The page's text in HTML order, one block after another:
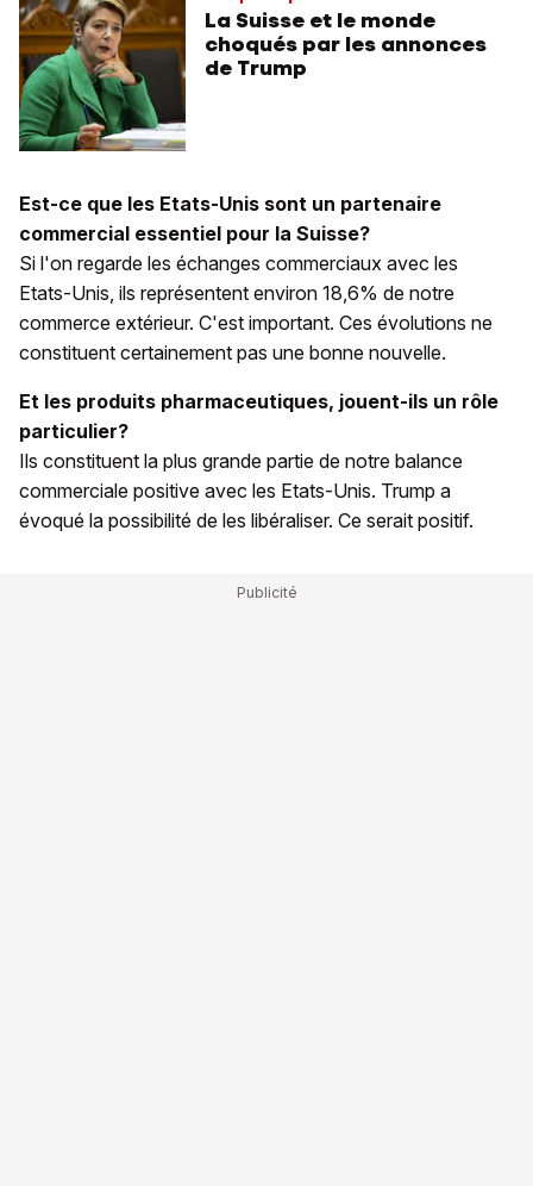
La Suisse et le monde
choqués par les annonces
de Trump
Est-ce que les Etats-Unis sont un partenaire
commercial essentiel pour la Suisse?
Si l'on regarde les échanges commerciaux avec les
Etats-Unis, ils représentent environ 18,6% de notre
commerce extérieur. C'est important. Ces évolutions ne
constituent certainement pas une bonne nouvelle.
Et les produits pharmaceutiques, jouent-ils un rôle
particulier?
Ils constituent la plus grande partie de notre balance
commerciale positive avec les Etats-Unis. Trump a
évoqué la possibilité de les libéraliser. Ce serait positif.